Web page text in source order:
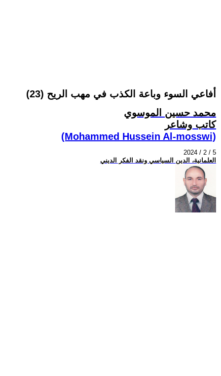
أفاعي السوء وباعة الكذب في مهب الريح (23)
محمد حسين الموسوي
كاتب وشاعر
(Mohammed Hussein Al-mosswi)
2024 / 2 / 5
العلمانية، الدين السياسي ونقد الفكر الديني